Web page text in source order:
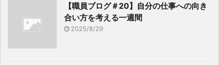
【職員ブログ＃20】自分の仕事への向き
合い方を考える一週間
2025/8/29